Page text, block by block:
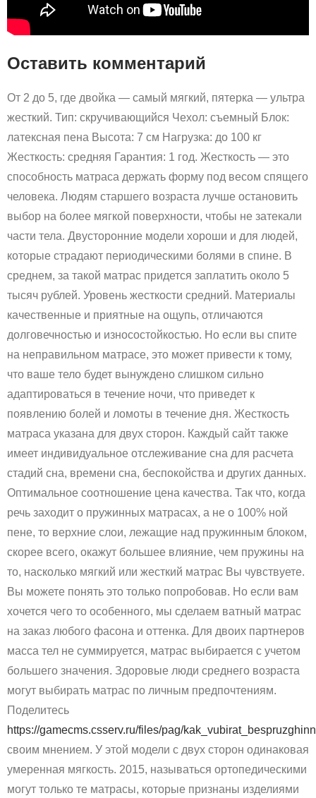
Оставить комментарий
От 2 до 5, где двойка — самый мягкий, пятерка — ультра
жесткий. Тип: скручивающийся Чехол: съемный Блок:
латексная пена Высота: 7 см Нагрузка: до 100 кг
Жесткость: средняя Гарантия: 1 год. Жесткость — это
способность матраса держать форму под весом спящего
человека. Людям старшего возраста лучше остановить
выбор на более мягкой поверхности, чтобы не затекали
части тела. Двусторонние модели хороши и для людей,
которые страдают периодическими болями в спине. В
среднем, за такой матрас придется заплатить около 5
тысяч рублей. Уровень жесткости средний. Материалы
качественные и приятные на ощупь, отличаются
долговечностью и износостойкостью. Но если вы спите
на неправильном матрасе, это может привести к тому,
что ваше тело будет вынуждено слишком сильно
адаптироваться в течение ночи, что приведет к
появлению болей и ломоты в течение дня. Жесткость
матраса указана для двух сторон. Каждый сайт также
имеет индивидуальное отслеживание сна для расчета
стадий сна, времени сна, беспокойства и других данных.
Оптимальное соотношение цена качества. Так что, когда
речь заходит о пружинных матрасах, а не о 100% ной
пене, то верхние слои, лежащие над пружинным блоком,
скорее всего, окажут большее влияние, чем пружины на
то, насколько мягкий или жесткий матрас Вы чувствуете.
Вы можете понять это только попробовав. Но если вам
хочется чего то особенного, мы сделаем ватный матрас
на заказ любого фасона и оттенка. Для двоих партнеров
масса тел не суммируется, матрас выбирается с учетом
большего значения. Здоровые люди среднего возраста
могут выбирать матрас по личным предпочтениям.
Поделитесь
https://gamecms.csserv.ru/files/pag/
своим мнением. У этой модели с двух сторон одинаковая
умеренная мягкость. 2015, называться ортопедическими
могут только те матрасы, которые признаны изделиями